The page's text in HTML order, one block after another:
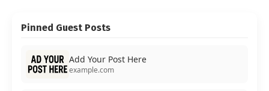
Pinned Guest Posts
Add Your Post Here
example.com